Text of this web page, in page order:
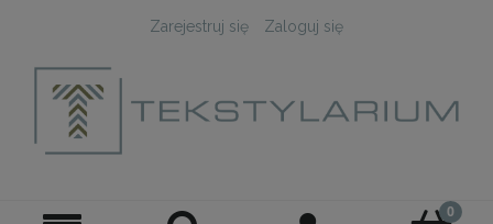
Zarejestruj się Zaloguj się